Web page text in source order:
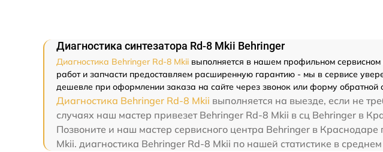
Диагностика синтезатора Rd-8 Mkii Behringer
Диагностика Behringer Rd-8 Mkii выполняется в нашем профильном
работ и запчасти предоставляем расширенную гарантию - мы в сервисе
дешевле при оформлении заказа на сайте через звонок или форму обратной
Диагностика Behringer Rd-8 Mkii выполняется на выезде, если не
случаях наш мастер привезет Behringer Rd-8 Mkii в сц Behringer в
Позвоните и наш мастер сервисного центра Behringer в Краснодаре
Mkii. диагностика Behringer Rd-8 Mkii по нашей статистике в